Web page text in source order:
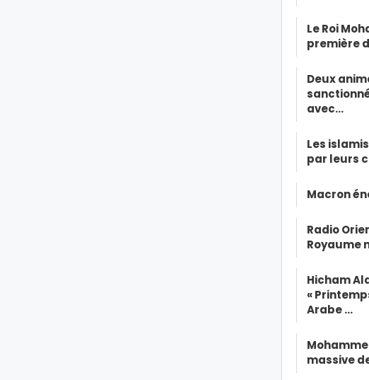
Le Roi
première
Deux
avec…
Les
par leurs
Macron
Radio
Royaume
Hicham
«
Arabe …
massive